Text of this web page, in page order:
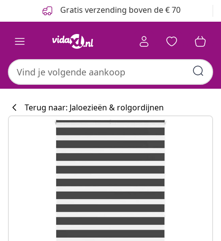
Gratis verzending boven de € 70
Terug naar: Jaloezieën & rolgordijnen